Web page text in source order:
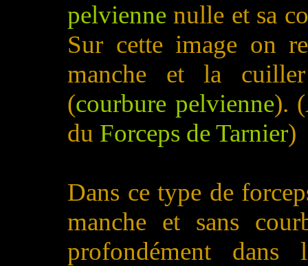
pelvienne nulle et sa
Sur cette image on
manche et la
(courbure pelvienne).
du Forceps de Tarnier)
Dans ce type de
manche et sans
profondément